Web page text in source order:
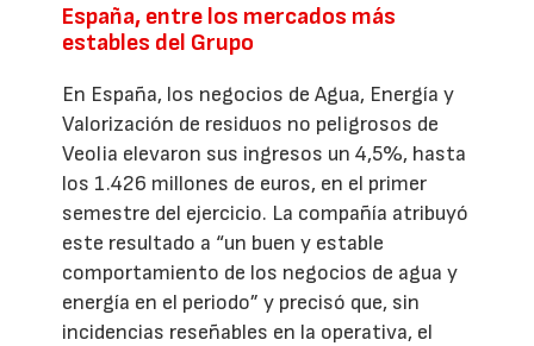
España, entre los mercados más
estables del Grupo
En España, los negocios de Agua, Energía y
Valorización de residuos no peligrosos de
Veolia elevaron sus ingresos un 4,5%, hasta
los 1.426 millones de euros, en el primer
semestre del ejercicio. La compañía atribuyó
este resultado a “un buen y estable
comportamiento de los negocios de agua y
energía en el periodo” y precisó que, sin
incidencias reseñables en la operativa, el